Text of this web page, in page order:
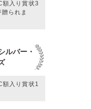
入り賞状3
られま
ルバー・
入り賞状1